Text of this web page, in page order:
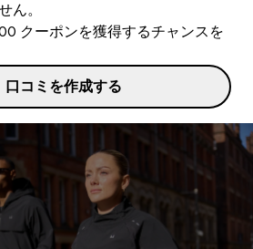
ん。
クーポンを獲得するチャンスを
口コミを作成する